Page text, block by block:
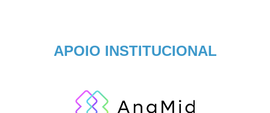
APOIO INSTITUCIONAL